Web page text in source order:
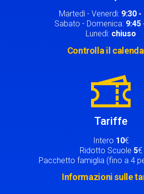
Martedì - Venerdì: 9:30 -
Sabato - Domenica: 9:45
Lunedì: chiuso
Controlla il
Tariffe
Intero 10€
Ridotto Scuole 5€
Pacchetto famiglia (fino a 4
Informazioni sulle